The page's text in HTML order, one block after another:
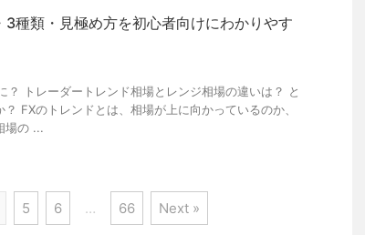
3種類・見極め方を初心者向けにわかりやす
？ トレーダートレンド相場とレンジ相場の違いは？ と
FXのトレンドとは、相場が上に向かっているのか、
場の ...
5 6 … 66 Next »